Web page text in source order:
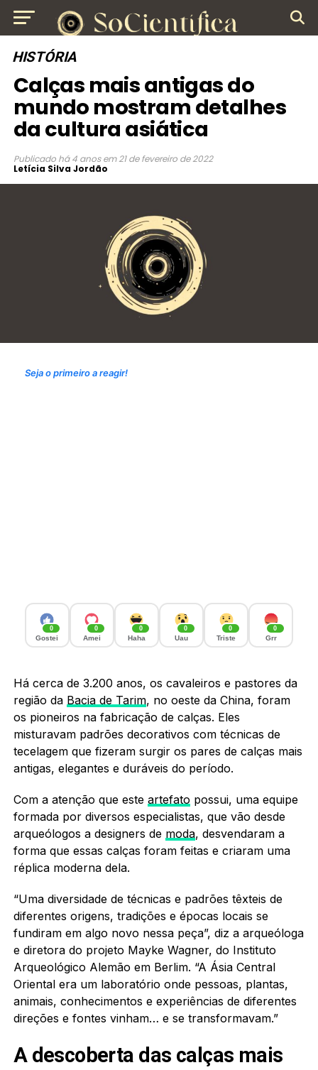
HISTÓRIA
Calças mais antigas do
mundo mostram detalhes
da cultura asiática
Publicado há 4 anos em 21 de fevereiro de 2022
Letícia Silva Jordão
Seja o primeiro a reagir!
0
Gostei
0
Amei
0
Haha
0
Uau
0
Triste
0
Grr
Há cerca de 3.200 anos, os cavaleiros e pastores da
região da Bacia de Tarim, no oeste da China, foram
os pioneiros na fabricação de calças. Eles
misturavam padrões decorativos com técnicas de
tecelagem que fizeram surgir os pares de calças mais
antigas, elegantes e duráveis do período.
Com a atenção que este artefato possui, uma equipe
formada por diversos especialistas, que vão desde
arqueólogos a designers de moda, desvendaram a
forma que essas calças foram feitas e criaram uma
réplica moderna dela.
“Uma diversidade de técnicas e padrões têxteis de
diferentes origens, tradições e épocas locais se
fundiram em algo novo nessa peça”, diz a arqueóloga
e diretora do projeto Mayke Wagner, do Instituto
Arqueológico Alemão em Berlim. “A Ásia Central
Oriental era um laboratório onde pessoas, plantas,
animais, conhecimentos e experiências de diferentes
direções e fontes vinham… e se transformavam.”
A descoberta das calças mais